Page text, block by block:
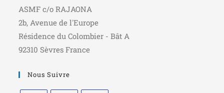
ASMF c/o RAJAONA
2b, Avenue de l'Europe
Résidence du Colombier - Bât A
92310 Sèvres France
Nous Suivre